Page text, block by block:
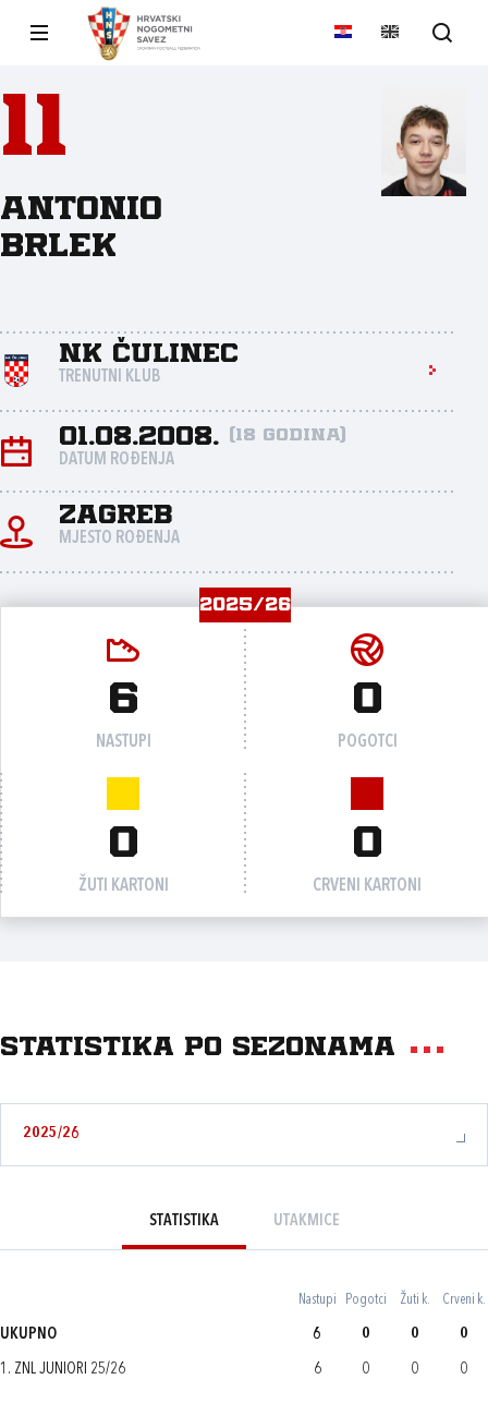
11
Antonio
Brlek
NK Čulinec
TRENUTNI KLUB
01.08.2008. (18 godina)
DATUM ROĐENJA
Zagreb
MJESTO ROĐENJA
2025/26
6
NASTUPI
0
POGOTCI
0
ŽUTI KARTONI
0
CRVENI KARTONI
Statistika po sezonama
2025/26
STATISTIKA UTAKMICE
Nastupi Pogotci Žuti k. Crveni k.
UKUPNO 6 0 0 0
1. ZNL JUNIORI 25/26 6 0 0 0